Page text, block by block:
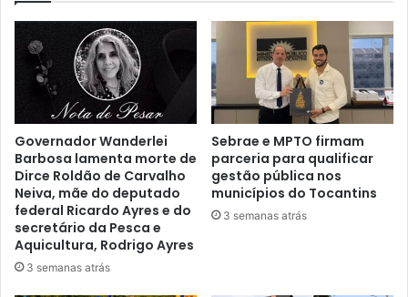
Governador Wanderlei
Barbosa lamenta morte de
Dirce Roldão de Carvalho
Neiva, mãe do deputado
federal Ricardo Ayres e do
secretário da Pesca e
Aquicultura, Rodrigo Ayres
3 semanas atrás
Sebrae e MPTO firmam
parceria para qualificar
gestão pública nos
municípios do Tocantins
3 semanas atrás